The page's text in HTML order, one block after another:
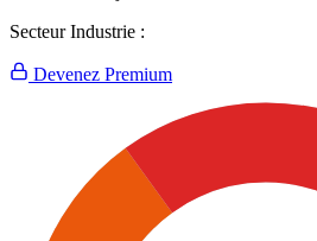
Secteur Industrie :
Devenez Premium